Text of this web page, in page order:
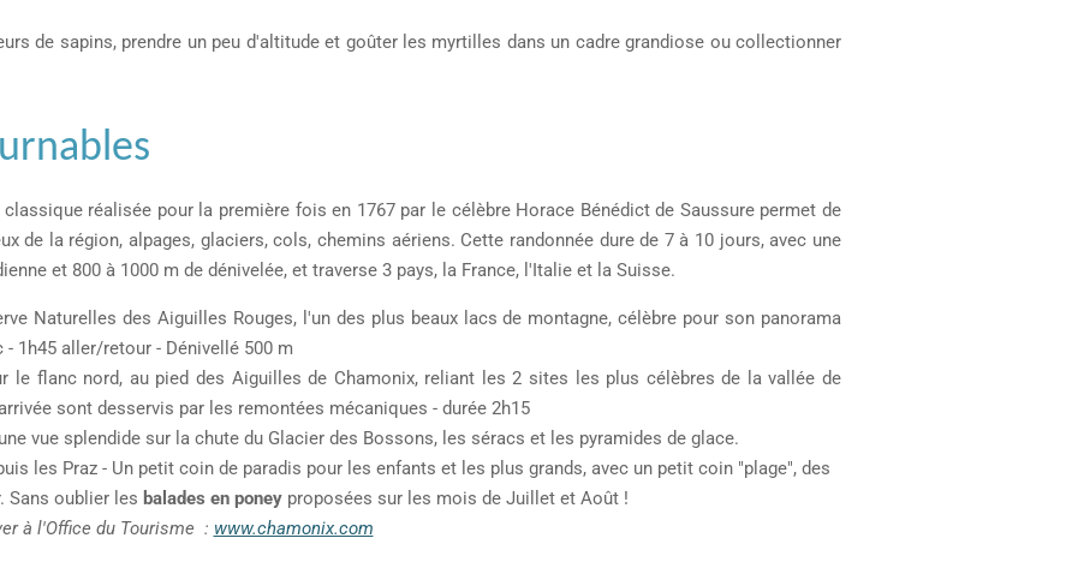
de sapins, prendre un peu d'altitude et goûter les myrtilles dans un cadre grandiose ou collectionner
réalisée pour la première fois en 1767 par le célèbre Horace Bénédict de Saussure permet de
de la région, alpages, glaciers, cols, chemins aériens. Cette randonnée dure de 7 à 10 jours, avec une
et 800 à 1000 m de dénivelée, et traverse 3 pays, la France, l'Italie et la Suisse.
Naturelles des Aiguilles Rouges, l'un des plus beaux lacs de montagne, célèbre pour son panorama
1h45 aller/retour - Dénivellé 500 m
le flanc nord, au pied des Aiguilles de Chamonix, reliant les 2 sites les plus célèbres de la vallée de
sont desservis par les remontées mécaniques - durée 2h15
vue splendide sur la chute du Glacier des Bossons, les séracs et les pyramides de glace.
les Praz - Un petit coin de paradis pour les enfants et les plus grands, avec un petit coin "plage", des
Sans oublier les balades en poney proposées sur les mois de Juillet et Août !
à l'Office du Tourisme : www.chamonix.com